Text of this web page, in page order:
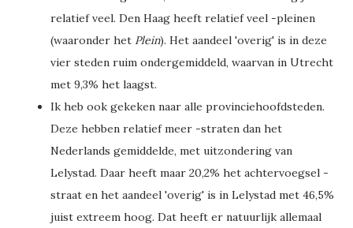
relatief veel. Den Haag heeft relatief veel -pleinen
(waaronder het Plein). Het aandeel 'overig' is in deze
vier steden ruim ondergemiddeld, waarvan in Utrecht
met 9,3% het laagst.
Ik heb ook gekeken naar alle provinciehoofdsteden.
Deze hebben relatief meer -straten dan het
Nederlands gemiddelde, met uitzondering van
Lelystad. Daar heeft maar 20,2% het achtervoegsel -
straat en het aandeel 'overig' is in Lelystad met 46,5%
juist extreem hoog. Dat heeft er natuurlijk allemaal